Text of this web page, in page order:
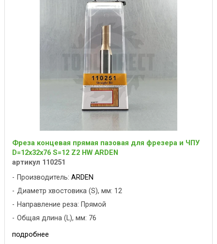
Фреза концевая прямая пазовая для фрезера и ЧПУ
D=12x32x76 S=12 Z2 HW ARDEN
артикул 110251
Производитель: ARDEN
Диаметр хвостовика (S), мм: 12
Направление реза: Прямой
Общая длина (L), мм: 76
подробнее